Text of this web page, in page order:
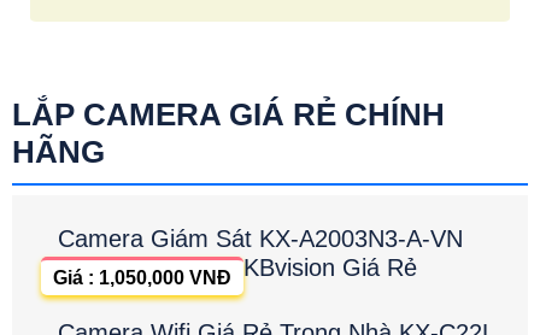
LẮP CAMERA GIÁ RẺ CHÍNH
HÃNG
Camera Giám Sát KX-A2003N3-A-VN
KBvision Giá Rẻ
Giá : 1,050,000 VNĐ